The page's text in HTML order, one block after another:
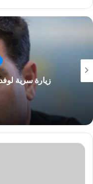
زيارة سرية